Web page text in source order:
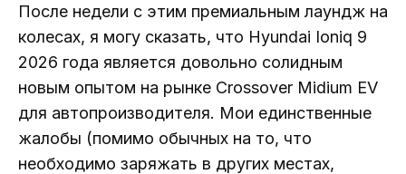
После недели с этим премиальным лаундж на
колесах, я могу сказать, что Hyundai Ioniq 9
2026 года является довольно солидным
новым опытом на рынке Crossover Midium EV
для автопроизводителя. Мои единственные
жалобы (помимо обычных на то, что
необходимо заряжать в других местах,